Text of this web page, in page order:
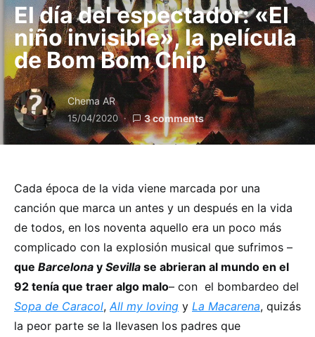
El día del espectador: «El
niño invisible», la película
de Bom Bom Chip
Chema AR
15/04/2020 3 comments
Cada época de la vida viene marcada por una
canción que marca un antes y un después en la vida
de todos, en los noventa aquello era un poco más
complicado con la explosión musical que sufrimos –
que Barcelona y Sevilla se abrieran al mundo en el
92 tenía que traer algo malo– con el bombardeo del
Sopa de Caracol, All my loving y La Macarena, quizás
la peor parte se la llevasen los padres que